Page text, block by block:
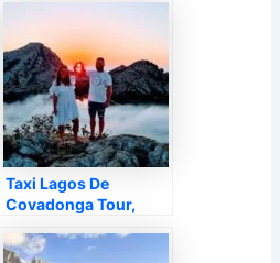
Taxi Lagos De
Covadonga Tour,
Asturias